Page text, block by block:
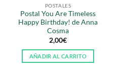
POSTALES
Postal You Are Timeless
Happy Birthday! de Anna
Cosma
2,00€
AÑADIR AL CARRITO